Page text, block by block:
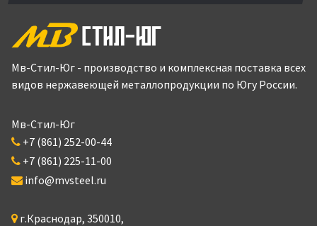
Мв-Стил-Юг - производство и комплексная поставка всех
видов нержавеющей металлопродукции по Югу России.
Мв-Стил-Юг
+7 (861) 252-00-44
+7 (861) 225-11-00
info@mvsteel.ru
г.Краснодар, 350010,